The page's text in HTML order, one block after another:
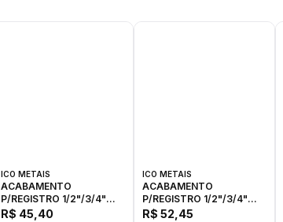
ICO METAIS
ACABAMENTO
P/REGISTRO 1/2"/3/4"
1416 ACB 33 E ICO
R$ 45,40
ICO METAIS
ACABAMENTO
P/REGISTRO 1/2"/3/4"
1416 C-50 ICO
R$ 52,45